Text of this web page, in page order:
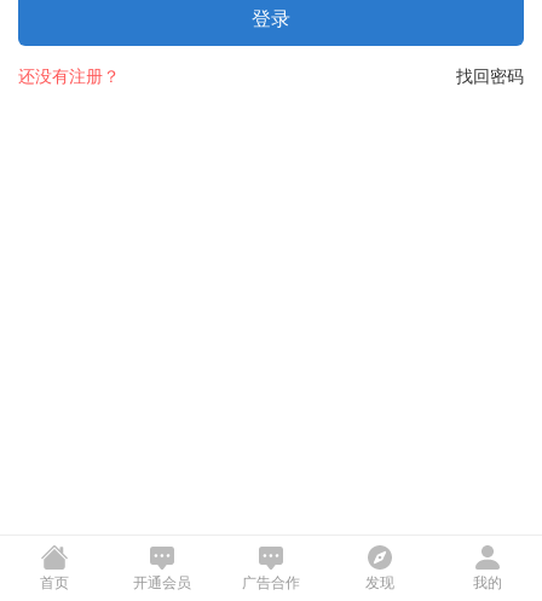
登录
找回密码
还没有注册？
首页 开通会员 广告合作 发现 我的